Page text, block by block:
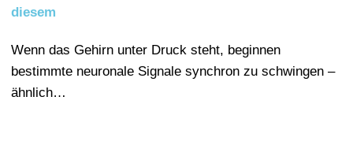
diesem
Wenn das Gehirn unter Druck steht, beginnen
bestimmte neuronale Signale synchron zu schwingen –
ähnlich…